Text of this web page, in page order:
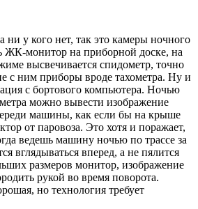
ни у кого нет, так это камеры ночного
ЖК-монитор на приборной доске, на
высвечивается спидометр, точно
с ним приборы вроде тахометра. Ну и
с бортового компьютера. Ночью
можно вывести изображение
машины, как если бы на крыше
от паровоза. Это хотя и поражает,
ведешь машину ночью по трассе за
вглядываться вперед, а не пялится
размеров монитор, изображение
рукой во время поворота.
но технология требует